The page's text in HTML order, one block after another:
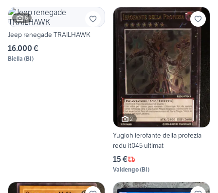
6
Jeep renegade TRAILHAWK
16.000 €
Biella (BI)
2
Yugioh ierofante della profezia
redu it045 ultimat
15 €
Valdengo(BI)